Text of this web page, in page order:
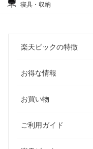
寝具・収納
楽天ビックの特徴
お得な情報
お買い物
ご利用ガイド